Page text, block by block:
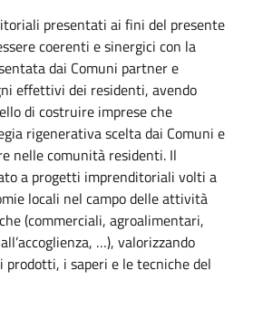
presentati ai fini del presente
coerenti e sinergici con la
dai Comuni partner e
effettivi dei residenti, avendo
di costruire imprese che
rigenerativa scelta dai Comuni e
nelle comunità residenti. Il
a progetti imprenditoriali volti a
locali nel campo delle attività
(commerciali, agroalimentari,
…), valorizzando
prodotti, i saperi e le tecniche del